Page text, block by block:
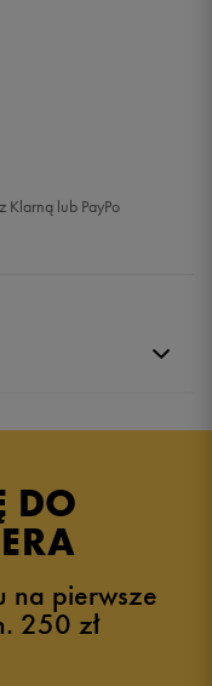
Klarną lub PayPo
DO
na pierwsze
250 zł